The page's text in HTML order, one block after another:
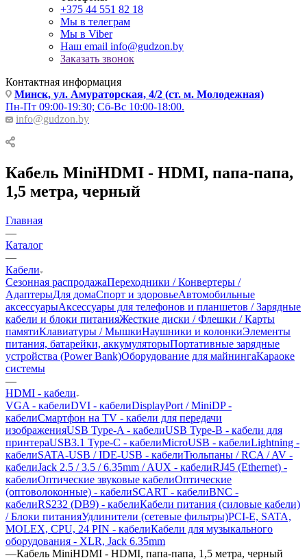
+375 44 551 82 18
Мы в телеграм
Мы в Viber
Наш email info@gudzon.by
Заказать звонок
Контактная информация
Минск, ул. Амураторская, 4/2 (ст. м. Молодежная)
Пн-Пт 09:00-19:30; Сб-Вс 10:00-18:00.
info@gudzon.by
Кабель MiniHDMI - HDMI, папа-папа,
1,5 метра, черный
Главная
—
Каталог
—
Кабели
Сезонная распродажаПереходники / Конвертеры /
АдаптерыДля домаСпорт и здоровьеАвтомобильные
аксессуарыАксессуары для телефонов и планшетов / Зарядные
кабели и блоки питанияЖесткие диски / Флешки / Карты
памятиКлавиатуры / МышкиНаушники и колонкиЭлементы
питания, батарейки, аккумуляторыПортативные зарядные
устройства (Power Bank)Оборудование для майнингаКараоке
системы
—
HDMI - кабели
VGA - кабелиDVI - кабелиDisplayPort / MiniDP -
кабелиСмартфон на TV - кабели для передачи
изображенияUSB Type-A - кабелиUSB Type-B - кабели для
принтераUSB3.1 Type-C - кабелиMicroUSB - кабелиLightning -
кабелиSATA-USB / IDE-USB - кабелиТюльпаны / RCA / AV -
кабелиJack 2.5 / 3.5 / 6.35mm / AUX - кабелиRJ45 (Ethernet) -
кабелиОптические звуковые кабелиОптические
(оптоволоконные) - кабелиSCART - кабелиBNC -
кабелиRS232 (DB9) - кабелиКабели питания (силовые кабели)
/ Блоки питанияУдлинители (сетевые фильтры)PCI-E, SATA,
MOLEX, CPU, 24 PIN - кабелиКабели для музыкального
оборудования - XLR, Jack 6.35mm
—Кабель MiniHDMI - HDMI, папа-папа, 1,5 метра, черный